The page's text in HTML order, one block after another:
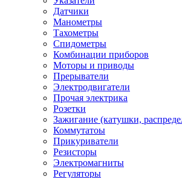
Датчики
Манометры
Тахометры
Спидометры
Комбинации приборов
Моторы и приводы
Прерыватели
Электродвигатели
Прочая электрика
Розетки
Зажигание (катушки,
Коммутатоы
Прикуриватели
Резисторы
Электромагниты
Регуляторы